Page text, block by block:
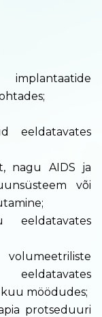
eeldatavates
nagu AIDS ja
või
eeldatavates
möödudes;
protseduuri